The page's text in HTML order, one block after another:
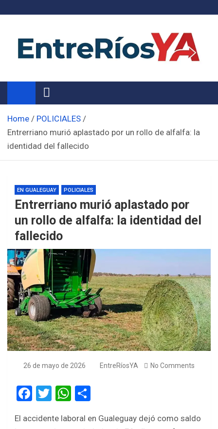
Noticias de Entre Ríos
Información de toda la provincia ahora
Home
POLICIALES
Entrerriano murió aplastado por un rollo de alfalfa: la
identidad del fallecido
EN GUALEGUAY POLICIALES
Entrerriano murió aplastado por
un rollo de alfalfa: la identidad del
fallecido
26 de mayo de 2026 EntreRíosYA No Comments
F
ce
T
tt
W
at ar
El accidente laboral en Gualeguay dejó como saldo